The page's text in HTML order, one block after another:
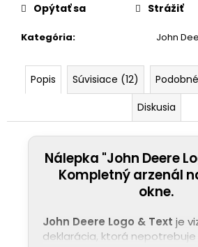
Kategória: John
Opýtať sa Strážiť
Popis Súvisiace (12)
Diskusia
Nálepka "John Deere
Kompletný arzenál
okne.
John Deere Logo & Text je
deklarácia, ktorá nepotrebuje